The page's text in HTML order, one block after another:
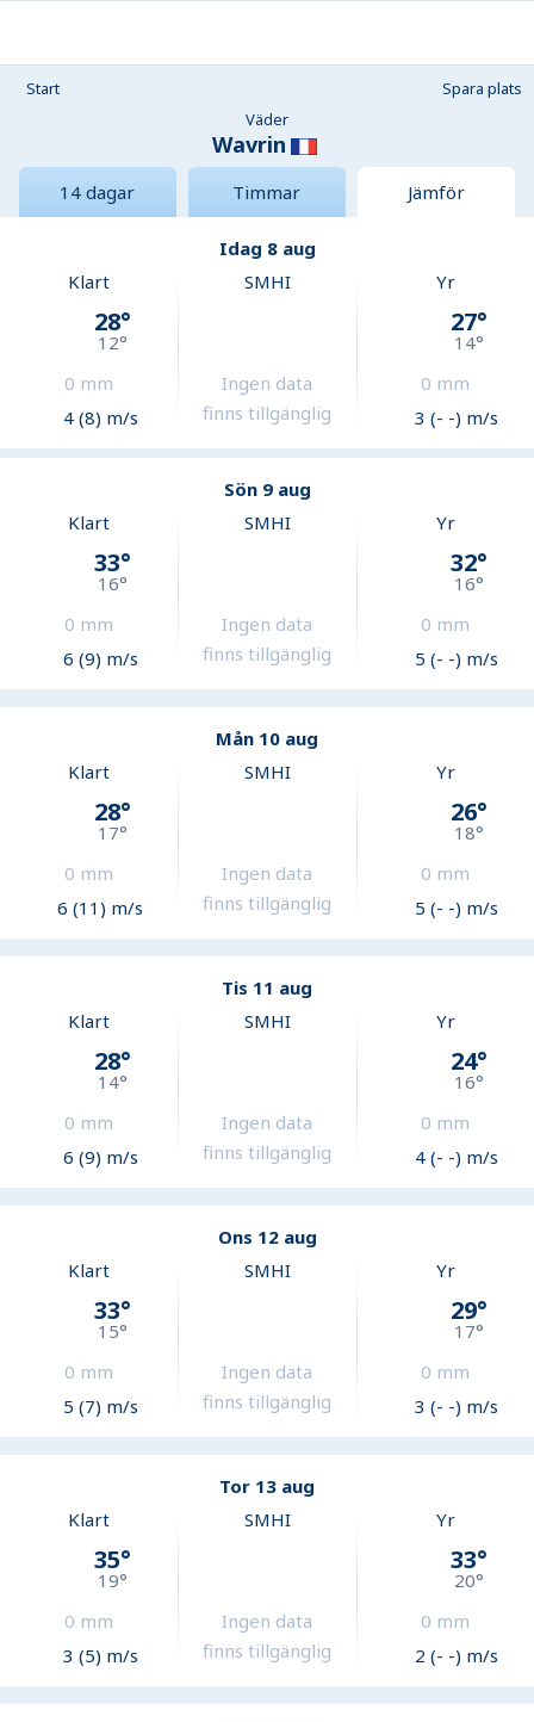
Start
Spara plats
Väder
Wavrin
14 dagar Timmar Jämför
Idag 8 aug
Klart
28°
12°
0 mm
4 (8) m/s
SMHI
Ingen data
finns tillgänglig
Yr
27°
14°
0 mm
3 (- -) m/s
Sön 9 aug
Klart
33°
16°
0 mm
6 (9) m/s
SMHI
Ingen data
finns tillgänglig
Yr
32°
16°
0 mm
5 (- -) m/s
Mån 10 aug
Klart
28°
17°
0 mm
6 (11) m/s
SMHI
Ingen data
finns tillgänglig
Yr
26°
18°
0 mm
5 (- -) m/s
Tis 11 aug
Klart
28°
14°
0 mm
6 (9) m/s
SMHI
Ingen data
finns tillgänglig
Yr
24°
16°
0 mm
4 (- -) m/s
Ons 12 aug
Klart
33°
15°
0 mm
5 (7) m/s
SMHI
Ingen data
finns tillgänglig
Yr
29°
17°
0 mm
3 (- -) m/s
Tor 13 aug
Klart
35°
19°
0 mm
3 (5) m/s
SMHI
Ingen data
finns tillgänglig
Yr
33°
20°
0 mm
2 (- -) m/s